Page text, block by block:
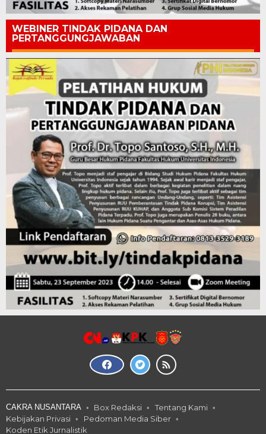
WEBINER TINDAK PIDANA DAN
PERTANGGUNGJAWABAN
CAKRA NUSANTARA Box Redaksi
Tentang Kami
Kebijakan Privasi
Pedoman Media Siber
Koden Etik Jurnalistik